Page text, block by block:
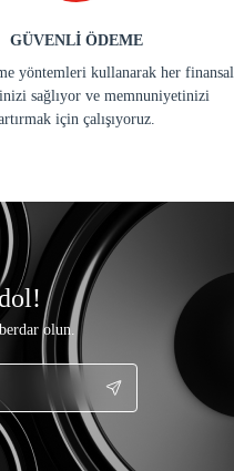
GÜVENLİ ÖDEME
yöntemleri kullanarak her finansal
sağlıyor ve memnuniyetinizi
için çalışıyoruz.
olun.